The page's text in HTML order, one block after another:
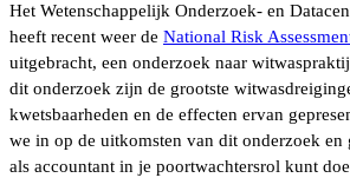
Het Wetenschappelijk Onderzoek- en
heeft recent weer de National Risk
uitgebracht, een onderzoek naar
dit onderzoek zijn de grootste
kwetsbaarheden en de effecten ervan
we in op de uitkomsten van dit onderzoek en
als accountant in je poortwachtersrol kunt